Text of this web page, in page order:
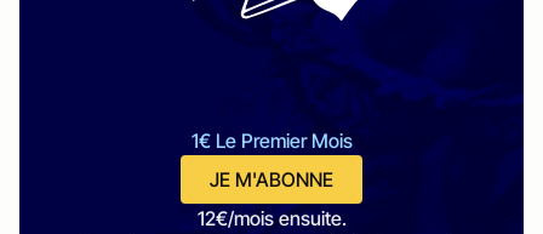
1€ Le Premier Mois
JE M'ABONNE
12€/mois ensuite.